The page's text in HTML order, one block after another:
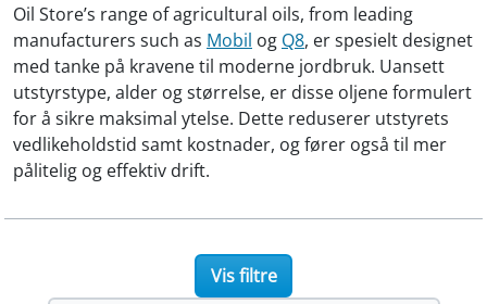
Oil Store’s range of agricultural oils, from leading
manufacturers such as Mobil og Q8, er spesielt designet
med tanke på kravene til moderne jordbruk. Uansett
utstyrstype, alder og størrelse, er disse oljene formulert
for å sikre maksimal ytelse. Dette reduserer utstyrets
vedlikeholdstid samt kostnader, og fører også til mer
pålitelig og effektiv drift.
Vis filtre